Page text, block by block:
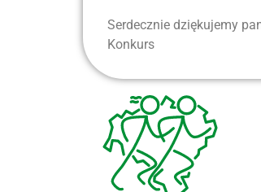
Serdecznie dziękujemy
Konkurs